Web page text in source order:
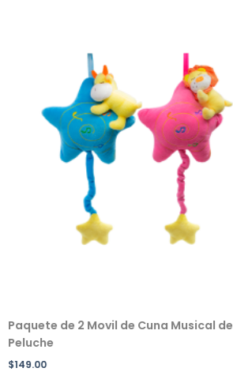
Paquete de 2 Movil de Cuna Musical de
Peluche
$149.00